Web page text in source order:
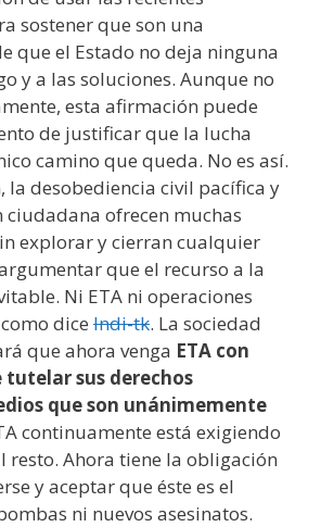
sostener que son una
que el Estado no deja ninguna
y a las soluciones. Aunque no
esta afirmación puede
de justificar que la lucha
camino que queda. No es así.
la desobediencia civil pacífica y
ofrecen muchas
explorar y cierran cualquier
que el recurso a la
Ni ETA ni operaciones
dice Indi-tk. La sociedad
que ahora venga ETA con
tutelar sus derechos
que son unánimemente
continuamente está exigiendo
resto. Ahora tiene la obligación
y aceptar que éste es el
ni nuevos asesinatos.